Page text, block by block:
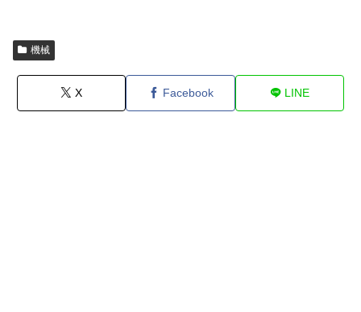
機械
X Facebook LINE